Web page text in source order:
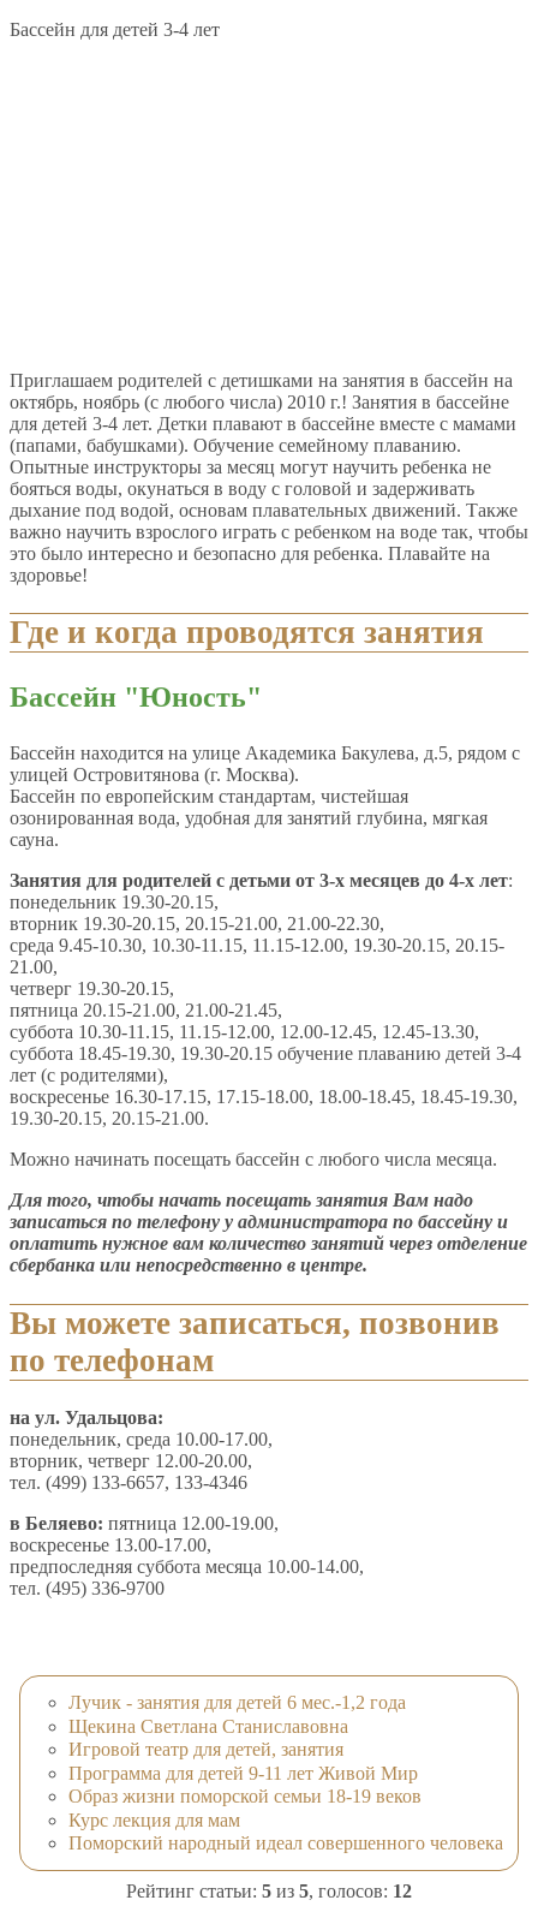
Бассейн для детей 3-4 лет
Приглашаем родителей с детишками на занятия в бассейн на
октябрь, ноябрь (с любого числа) 2010 г.! Занятия в бассейне
для детей 3-4 лет. Детки плавают в бассейне вместе с мамами
(папами, бабушками). Обучение семейному плаванию.
Опытные инструкторы за месяц могут научить ребенка не
бояться воды, окунаться в воду с головой и задерживать
дыхание под водой, основам плавательных движений. Также
важно научить взрослого играть с ребенком на воде так, чтобы
это было интересно и безопасно для ребенка. Плавайте на
здоровье!
Где и когда проводятся занятия
Бассейн "Юность"
Бассейн находится на улице Академика Бакулева, д.5, рядом с
улицей Островитянова (г. Москва).
Бассейн по европейским стандартам, чистейшая
озонированная вода, удобная для занятий глубина, мягкая
сауна.
Занятия для родителей с детьми от 3-х месяцев до 4-х лет:
понедельник 19.30-20.15,
вторник 19.30-20.15, 20.15-21.00, 21.00-22.30,
среда 9.45-10.30, 10.30-11.15, 11.15-12.00, 19.30-20.15, 20.15-
21.00,
четверг 19.30-20.15,
пятница 20.15-21.00, 21.00-21.45,
суббота 10.30-11.15, 11.15-12.00, 12.00-12.45, 12.45-13.30,
суббота 18.45-19.30, 19.30-20.15 обучение плаванию детей 3-4
лет (с родителями),
воскресенье 16.30-17.15, 17.15-18.00, 18.00-18.45, 18.45-19.30,
19.30-20.15, 20.15-21.00.
Можно начинать посещать бассейн с любого числа месяца.
Для того, чтобы начать посещать занятия Вам надо
записаться по телефону у администратора по бассейну и
оплатить нужное вам количество занятий через отделение
сбербанка или непосредственно в центре.
Вы можете записаться, позвонив
по телефонам
на ул. Удальцова:
понедельник, среда 10.00-17.00,
вторник, четверг 12.00-20.00,
тел. (499) 133-6657, 133-4346
в Беляево: пятница 12.00-19.00,
воскресенье 13.00-17.00,
предпоследняя суббота месяца 10.00-14.00,
тел. (495) 336-9700
Лучик - занятия для детей 6 мес.-1,2 года
Щекина Светлана Станиславовна
Игровой театр для детей, занятия
Программа для детей 9-11 лет Живой Мир
Образ жизни поморской семьи 18-19 веков
Курс лекция для мам
Поморский народный идеал совершенного человека
Рейтинг статьи: 5 из 5, голосов: 12